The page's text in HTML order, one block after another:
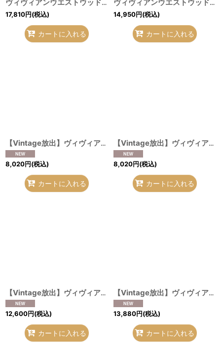
ヴィヴィアンウエストウッド 中古 / LIGHTER HEARTハートシェイプライター オレンジ Y-26-07-26-002-gd-SZ-ZY
17,810円(税込)
カートに入れる
ヴィヴィアンウエストウッド 中古 / バスレリーフベルト 黒 H-26-07-26-020-gd-OD-ZH
14,950円(税込)
カートに入れる
【Vintage放出】ヴィヴィアンウエストウッド 中古 / 煙草ケース レッドｘグリーン系 O-26-07-25-1027-gd-YM-OS
8,020円(税込)
カートに入れる
【Vintage放出】ヴィヴィアンウエストウッド 中古 / 指ヌキグローブ ピンクｘゴールド O-26-07-25-1028-gd-YM-OS
8,020円(税込)
カートに入れる
【Vintage放出】ヴィヴィアンウエストウッド 中古 / ハラコレオパードモバイルケース ピンク O-26-07-25-1029-gd-YM-OS
12,600円(税込)
カートに入れる
【Vintage放出】ヴィヴィアンウエストウッド 中古 / ハラコレオパードガマ口小銭入レ ピンク O-26-07-25-1031-gd-YM-OS
13,880円(税込)
カートに入れる